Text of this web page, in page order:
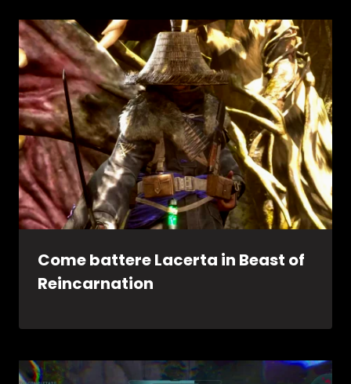
Come battere Lacerta in Beast of
Reincarnation